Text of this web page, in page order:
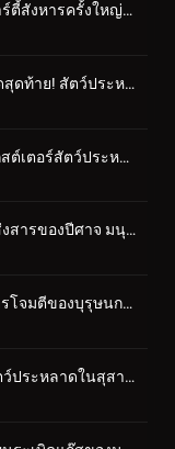
ตอนที่ 39 ปาร์ตี้สังหารครั้งใหญ่ของมนุษย์หมาป่าปีศาจ
ตอนที่ 40 นัดสุดท้าย! สัตว์ประหลาดสโนว์แมนปะทะทูไรเดอร์
ตอนที่ 41 โกสต์เตอร์สัตว์ประหลาดแมกม่า การต่อสู้ขั้นแตกหักที่ซากุระจิมะ
ตอนที่ 42 ผู้ส่งสารของปีศาจ มนุษย์บินลึกลับ
ตอนที่ 43 การโจมตีของบุรุษนกลึกลับ พราโนดอน
ตอนที่ 44 สัตว์ประหลาดในสุสาน คาบินก้า